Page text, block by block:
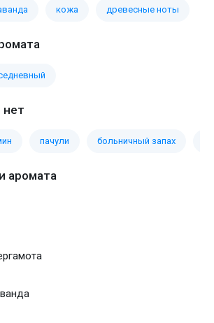
кожа древесные ноты
нет
пачули больничный запах
аромата